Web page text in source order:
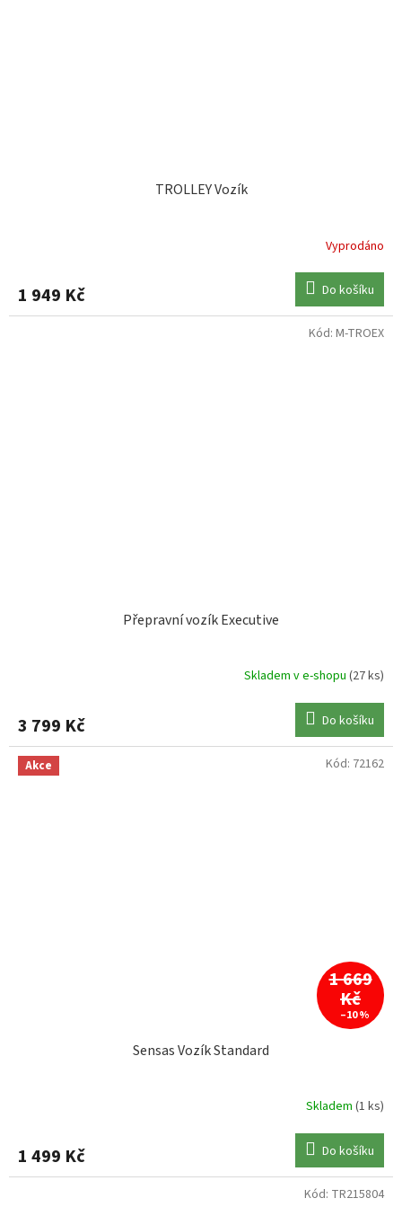
TROLLEY Vozík
Vyprodáno
1 949 Kč Do košíku
Přepravní vozík Executive
Skladem v e-shopu (27 ks)
3 799 Kč Do košíku
Kód: M-TROEX
Akce
1 669
Kč
–10 %
Sensas Vozík Standard
Skladem (1 ks)
1 499 Kč Do košíku
Kód: 72162
Kód: TR215804